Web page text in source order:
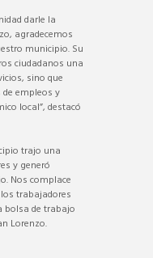
darle la
agradecemos
municipio. Su
ciudadanos una
sino que
empleos y
local”, destacó
trajo una
y generó
Nos complace
trabajadores
bolsa de trabajo
Lorenzo.